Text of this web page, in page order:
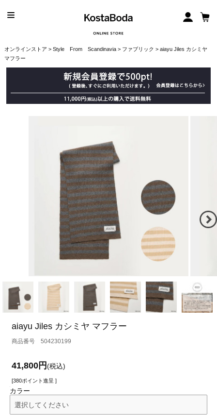
オンラインストア > Style From Scandinavia> ファブリック > aiayu Jiles カシミヤ
マフラー
aiayu Jiles カシミヤ マフラー
504230199
41,800円(税込)
[380ポイント進呈 ]
カラー